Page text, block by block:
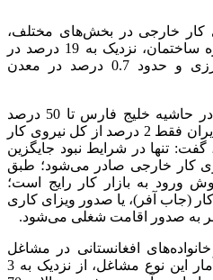
کار خارجی در بخش‌های مختلف،
گفت: 53 درصد از آنان در حوزه ساختمان، نزدیک به 19 درصد در
صنعت، 11.1 درصد در کشاورزی و حدود 0.7 درصد در معدن
معاون وزیر کار با بیان اینکه “در حاشیه خلیج فارس تا 50 درصد
نیروی کار خارجی است اما در ایران فقط 2 درصد از کل نیروی کار
تنها در شرایط نبود جایگزین
کار خارجی صادر می‌شود؛ طبق
ورود به بازار کار رایج است؛
(جاب آفر)، یا صدور ویزای کاری
به صدور اقامت شغلی می‌شود.
افغانستانی در مشاغل
گروهی و گاه خانوادگی گفت: آمار این نوع مشاغل، از نزدیک به 3